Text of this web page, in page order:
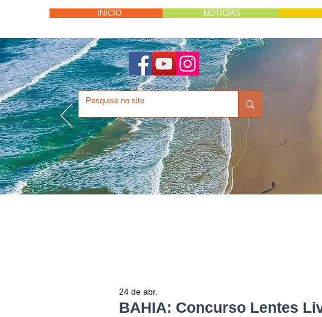
INÍCIO NOTÍCIAS
BAHIA: Concurso Lentes
24 de abr.